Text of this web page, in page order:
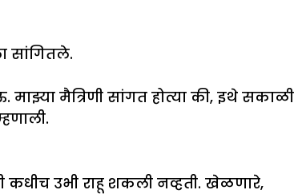
सांगितले.
मैत्रिणी सांगत होत्या की, इथे सकाळी
कधीच उभी राहू शकली नव्हती. खेळणारे,